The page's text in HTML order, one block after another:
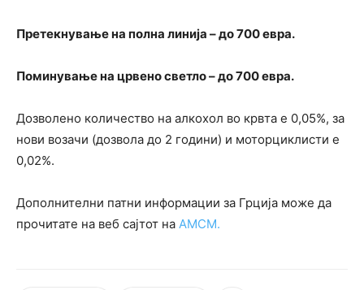
Претекнување на полна линија – до 700 евра.
Пoминување на црвено светло – до 700 евра.
Дозволено количество на алкохол во крвта е 0,05%, за
нови возачи (дозвола до 2 години) и моторциклисти е
0,02%.
Дополнителни патни информации за Грција може да
прочитате на веб сајтот на АМСМ.